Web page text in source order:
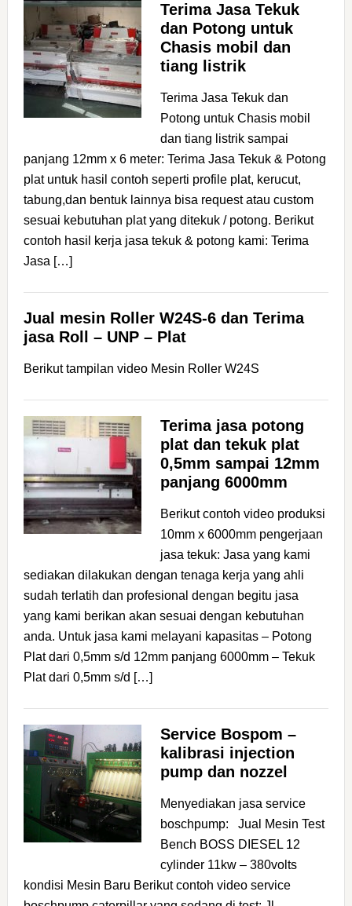
Terima Jasa Tekuk
dan Potong untuk
Chasis mobil dan
tiang listrik
Terima Jasa Tekuk dan
Potong untuk Chasis mobil
dan tiang listrik sampai
panjang 12mm x 6 meter: Terima Jasa Tekuk & Potong
plat untuk hasil contoh seperti profile plat, kerucut,
tabung,dan bentuk lainnya bisa request atau custom
sesuai kebutuhan plat yang ditekuk / potong. Berikut
contoh hasil kerja jasa tekuk & potong kami: Terima
Jasa […]
Jual mesin Roller W24S-6 dan Terima
jasa Roll – UNP – Plat
Berikut tampilan video Mesin Roller W24S
Terima jasa potong
plat dan tekuk plat
0,5mm sampai 12mm
panjang 6000mm
Berikut contoh video produksi
10mm x 6000mm pengerjaan
jasa tekuk: Jasa yang kami
sediakan dilakukan dengan tenaga kerja yang ahli
sudah terlatih dan profesional dengan begitu jasa
yang kami berikan akan sesuai dengan kebutuhan
anda. Untuk jasa kami melayani kapasitas – Potong
Plat dari 0,5mm s/d 12mm panjang 6000mm – Tekuk
Plat dari 0,5mm s/d […]
Service Bospom –
kalibrasi injection
pump dan nozzel
Menyediakan jasa service
boschpump: Jual Mesin Test
Bench BOSS DIESEL 12
cylinder 11kw – 380volts
kondisi Mesin Baru Berikut contoh video service